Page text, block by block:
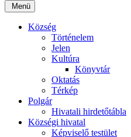
Menü
Község
Történelem
Jelen
Kultúra
Könyvtár
Oktatás
Térkép
Polgár
Hivatali hirdetőtábla
Községi hivatal
Képviselő testület